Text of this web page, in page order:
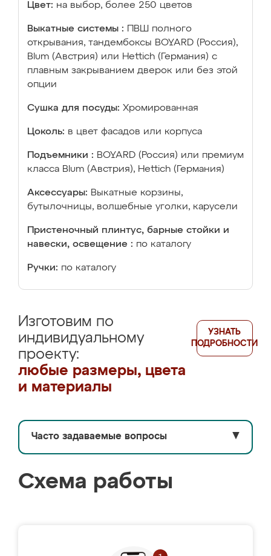
Цвет: на выбор, более 250 цветов
Выкатные системы :
ПВШ полного
открывания, тандембоксы BOYARD (Россия),
Blum (Австрия) или Hettich (Германия) с
плавным закрыванием дверок или без этой
опции
Сушка для посуды: Хромированная
Цоколь: в цвет фасадов или корпуса
Подъемники : BOYARD (Россия) или премиум
класса Blum (Австрия), Hettich (Германия)
Аксессуары: Выкатные корзины,
бутылочницы, волшебные уголки, карусели
Пристеночный плинтус, барные стойки и
навески, освещение : по каталогу
Ручки: по каталогу
Изготовим по
индивидуальному
проекту:
любые размеры, цвета
и материалы
УЗНАТЬ
ПОДРОБНОСТИ
Часто задаваемые вопросы ▼
Схема работы